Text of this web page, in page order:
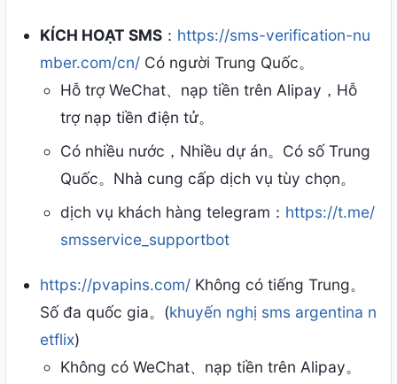
KÍCH HOẠT SMS ： https://sms-verification-nu
mber.com/cn/ Có người Trung Quốc。
Hỗ trợ WeChat、nạp tiền trên Alipay，Hỗ
trợ nạp tiền điện tử。
Có nhiều nước，Nhiều dự án。Có số Trung
Quốc。Nhà cung cấp dịch vụ tùy chọn。
dịch vụ khách hàng telegram： https://t.me/
smsservice_supportbot
https://pvapins.com/ Không có tiếng Trung。
Số đa quốc gia。(khuyến nghị sms argentina n
etflix)
Không có WeChat、nạp tiền trên Alipay。